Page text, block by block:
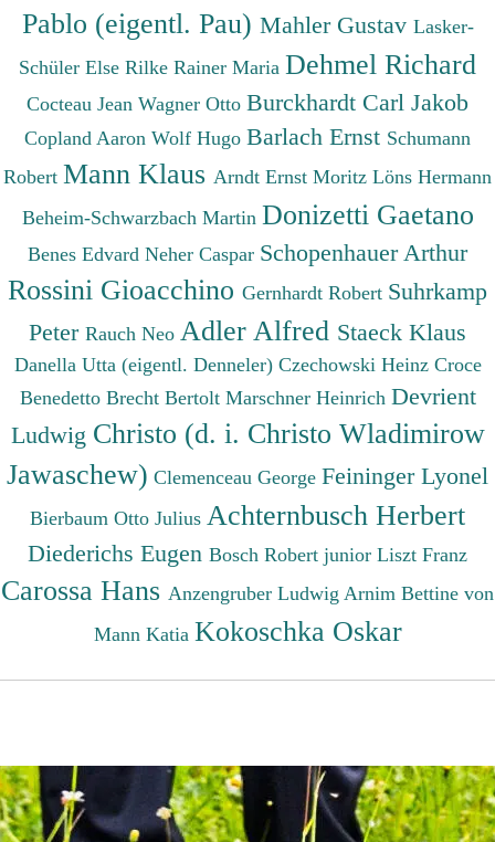
Pablo (eigentl. Pau) Mahler Gustav Lasker-
Schüler Else Rilke Rainer Maria Dehmel Richard
Cocteau Jean Wagner Otto Burckhardt Carl Jakob
Copland Aaron Wolf Hugo Barlach Ernst Schumann
Robert Mann Klaus Arndt Ernst Moritz Löns Hermann
Beheim-Schwarzbach Martin Donizetti Gaetano
Benes Edvard Neher Caspar Schopenhauer Arthur
Rossini Gioacchino Gernhardt Robert Suhrkamp
Peter Rauch Neo Adler Alfred Staeck Klaus
Danella Utta (eigentl. Denneler) Czechowski Heinz Croce
Benedetto Brecht Bertolt Marschner Heinrich Devrient
Ludwig Christo (d. i. Christo Wladimirow
Jawaschew) Clemenceau George Feininger Lyonel
Bierbaum Otto Julius Achternbusch Herbert
Diederichs Eugen Bosch Robert junior Liszt Franz
Carossa Hans Anzengruber Ludwig Arnim Bettine von
Mann Katia Kokoschka Oskar